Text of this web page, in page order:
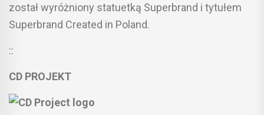
został wyróżniony statuetką Superbrand i tytułem
Superbrand Created in Poland.
::
CD PROJEKT